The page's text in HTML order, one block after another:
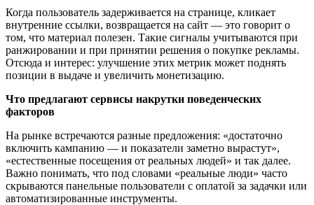
Когда пользователь задерживается на странице, кликает
внутренние ссылки, возвращается на сайт — это говорит о
том, что материал полезен. Такие сигналы учитываются при
ранжировании и при принятии решения о покупке рекламы.
Отсюда и интерес: улучшение этих метрик может поднять
позиции в выдаче и увеличить монетизацию.
Что предлагают сервисы накрутки поведенческих
факторов
На рынке встречаются разные предложения: «достаточно
включить кампанию — и показатели заметно вырастут»,
«естественные посещения от реальных людей» и так далее.
Важно понимать, что под словами «реальные люди» часто
скрываются панельные пользователи с оплатой за задачки или
автоматизированные инструменты.